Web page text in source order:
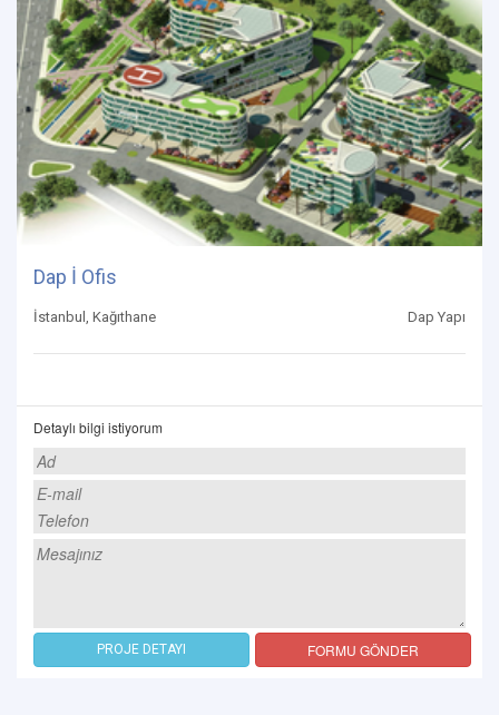
Dap İ Ofis
İstanbul, Kağıthane Dap Yapı
Detaylı bilgi istiyorum
PROJE DETAYI FORMU GÖNDER